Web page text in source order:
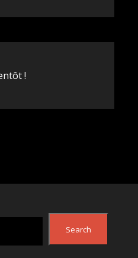
!
Search